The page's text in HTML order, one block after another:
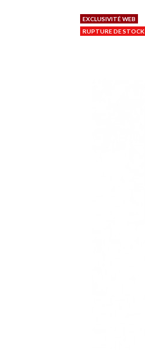
EXCLUSIVITÉ WEB
RUPTURE DE STOCK